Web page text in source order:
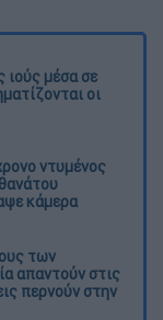
ιούς μέσα σε
οι
ντυμένος
κάμερα
των
απαντούν στις
περνούν στην